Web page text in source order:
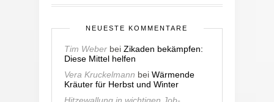
NEUESTE KOMMENTARE
Tim Weber bei Zikaden bekämpfen:
Diese Mittel helfen
Vera Kruckelmann bei Wärmende
Kräuter für Herbst und Winter
Hitzewallung in wichtigen Job-